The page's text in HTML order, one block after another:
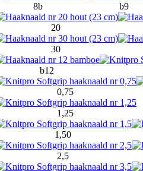
8b b9
20
30
b12
0,75
1,25
1,50
2,5